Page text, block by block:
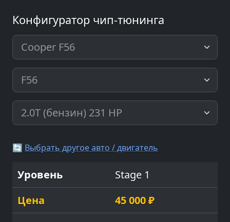
Конфигуратор чип-тюнинга
🔄 Выбрать другое авто / двигатель
Stage 1
45 000 ₽